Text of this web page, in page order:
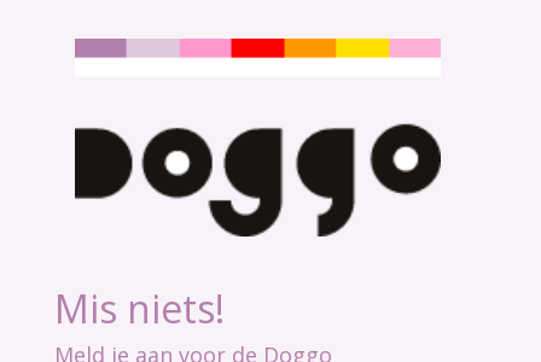
Mis niets!
Meld je aan voor de Doggo